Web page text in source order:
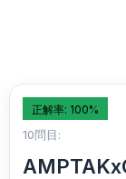
正解率: 100%
10問目: